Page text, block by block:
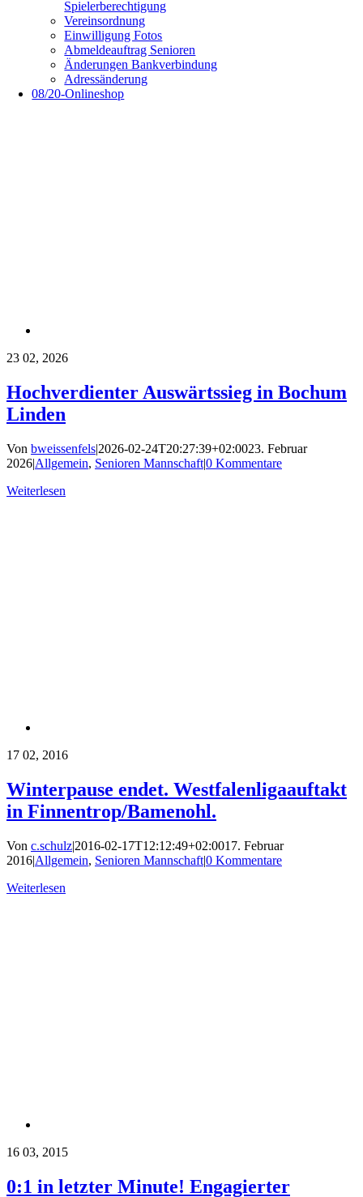
Spielerberechtigung
Vereinsordnung
Einwilligung Fotos
Abmeldeauftrag Senioren
Änderungen Bankverbindung
Adressänderung
08/20-Onlineshop
23 02, 2026
Hochverdienter Auswärtssieg in Bochum
Linden
Von bweissenfels|2026-02-24T20:27:39+02:0023. Februar
2026|Allgemein, Senioren Mannschaft|0 Kommentare
Weiterlesen
17 02, 2016
Winterpause endet. Westfalenligaauftakt
in Finnentrop/Bamenohl.
Von c.schulz|2016-02-17T12:12:49+02:0017. Februar
2016|Allgemein, Senioren Mannschaft|0 Kommentare
Weiterlesen
16 03, 2015
0:1 in letzter Minute! Engagierter